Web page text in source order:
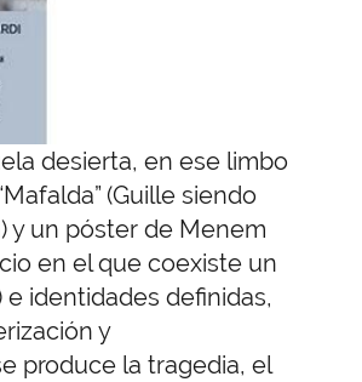
desierta, en ese limbo
(Guille siendo
y un póster de Menem
en el que coexiste un
identidades definidas,
y
produce la tragedia, el